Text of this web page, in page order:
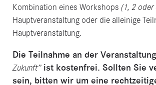
Kombination eines Workshops (1, 2 oder
Hauptveranstaltung oder die alleinige
Hauptveranstaltung.
Die Teilnahme an der Veranstaltung
Zukunft”ist kostenfrei. Sollten Sie
sein, bitten wir um eine